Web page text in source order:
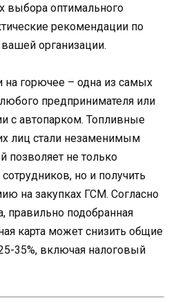
выбора оптимального
рекомендации по
организации.
на горючее – одна из самых
предпринимателя или
с автопарком. Топливные
лиц стали незаменимым
позволяет не только
но и получить
на закупках ГСМ. Согласно
правильно подобранная
карта может снизить общие
35%, включая налоговый